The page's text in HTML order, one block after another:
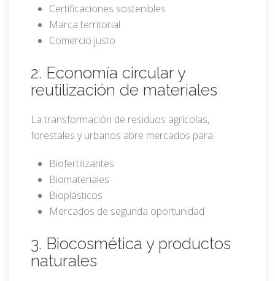
Certificaciones sostenibles
Marca territorial
Comercio justo
2. Economía circular y
reutilización de materiales
La transformación de residuos agrícolas,
forestales y urbanos abre mercados para:
Biofertilizantes
Biomateriales
Bioplásticos
Mercados de segunda oportunidad
3. Biocosmética y productos
naturales